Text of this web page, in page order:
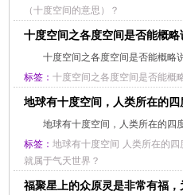
（十度空间的意思）？
十度空间之各度空间是否能概
十度空间之各度空间是否能概略
标签： 十度空间之各度空间是否能概
地球有十度空间，人类所在的
地球有十度空间，人类所在的四
标签： 地球有十度空间 人类所在的
就属于气天世界？
福聚星上的众原灵是非常有福